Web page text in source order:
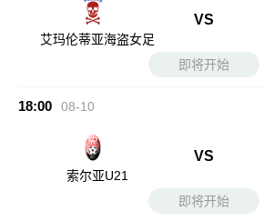
艾玛伦蒂亚海盗女足
VS
即将开始
18:00 08-10
索尔亚U21
VS
即将开始